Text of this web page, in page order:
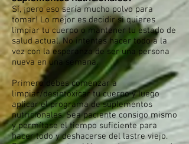
Sí, ¡pero eso sería mucho polvo para
tomar! Lo mejor es decidir si quieres
limpiar tu cuerpo o mantener tu estado de
salud actual. No intentes hacer todo a la
vez con la esperanza de ser una persona
nueva en una semana.
Primero debes comenzar a
limpiar/desintoxicar tu cuerpo y luego
aplicar el programa de suplementos
nutricionales. Sea paciente consigo mismo
y permítase el tiempo suficiente para
hacer todo y deshacerse del lastre viejo.